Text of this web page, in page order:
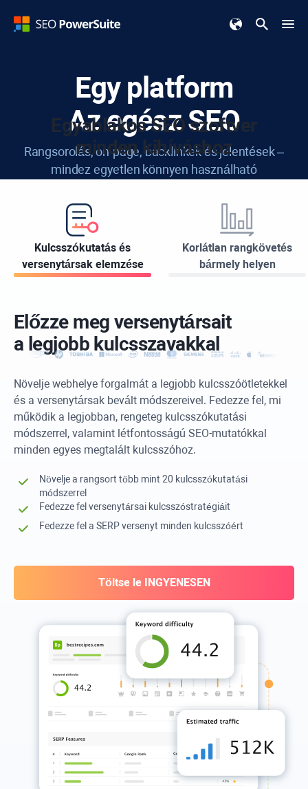
Egy platform
Az egész SEO
Rangsorolás, on-page, backlinkek és jelentések –
mindez egyetlen könnyen használható
Töltse le INGYENESEN
Egyablakos SEO szoftver
minden kihíváshoz
Kulcsszókutatás és
versenytársak elemzése
Korlátlan rangkövetés
bármely helyen
Előzze meg versenytársait
a legjobb kulcsszavakkal
Növelje webhelye forgalmát a legjobb kulcsszóötletekkel
és a versenytársak bevált módszereivel. Fedezze fel, mi
működik a legjobban, rengeteg kulcsszókutatási
módszerrel, valamint létfontosságú SEO-mutatókkal
minden egyes megtalált kulcsszóhoz.
Növelje a rangsort több mint 20 kulcsszókutatási
módszerrel
Fedezze fel versenytársai kulcsszóstratégiáit
Fedezze fel a SERP versenyt minden kulcsszóért
Töltse le INGYENESEN